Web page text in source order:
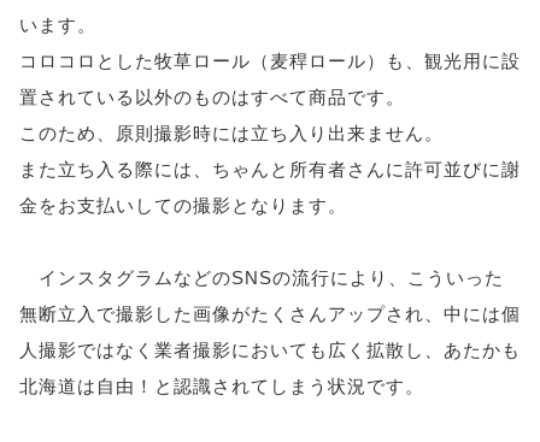
います。
コロコロとした牧草ロール（麦稈ロール）も、観光用に設
置されている以外のものはすべて商品です。
このため、原則撮影時には立ち入り出来ません。
また立ち入る際には、ちゃんと所有者さんに許可並びに謝
金をお支払いしての撮影となります。
インスタグラムなどのSNSの流行により、こういった
無断立入で撮影した画像がたくさんアップされ、中には個
人撮影ではなく業者撮影においても広く拡散し、あたかも
北海道は自由！と認識されてしまう状況です。